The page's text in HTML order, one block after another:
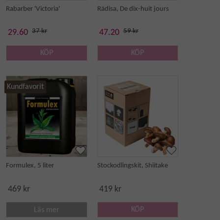
Rabarber 'Victoria'
29.60 37 kr
KÖP
Rädisa, De dix-huit jours
47.20 59 kr
KÖP
Kundfavorit
Formulex, 5 liter
469 kr
Läs mer
Stockodlingskit, Shiitake
419 kr
KÖP